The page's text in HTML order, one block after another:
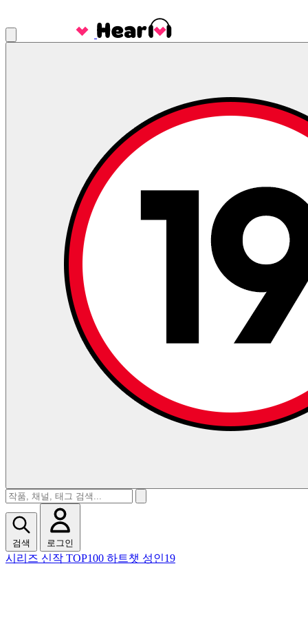
검색 로그인
시리즈 신작 TOP100 하트챗 성인19